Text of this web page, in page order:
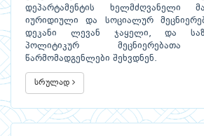
დეპარტამენტის ხელმძღვანელი
იურიდიული და სოციალურ
დეკანი ლევან ჯაყელი, და
პოლიტიკურ მეცნიერებათა
წარმომადგენლები შეხვდნენ.
სრულად